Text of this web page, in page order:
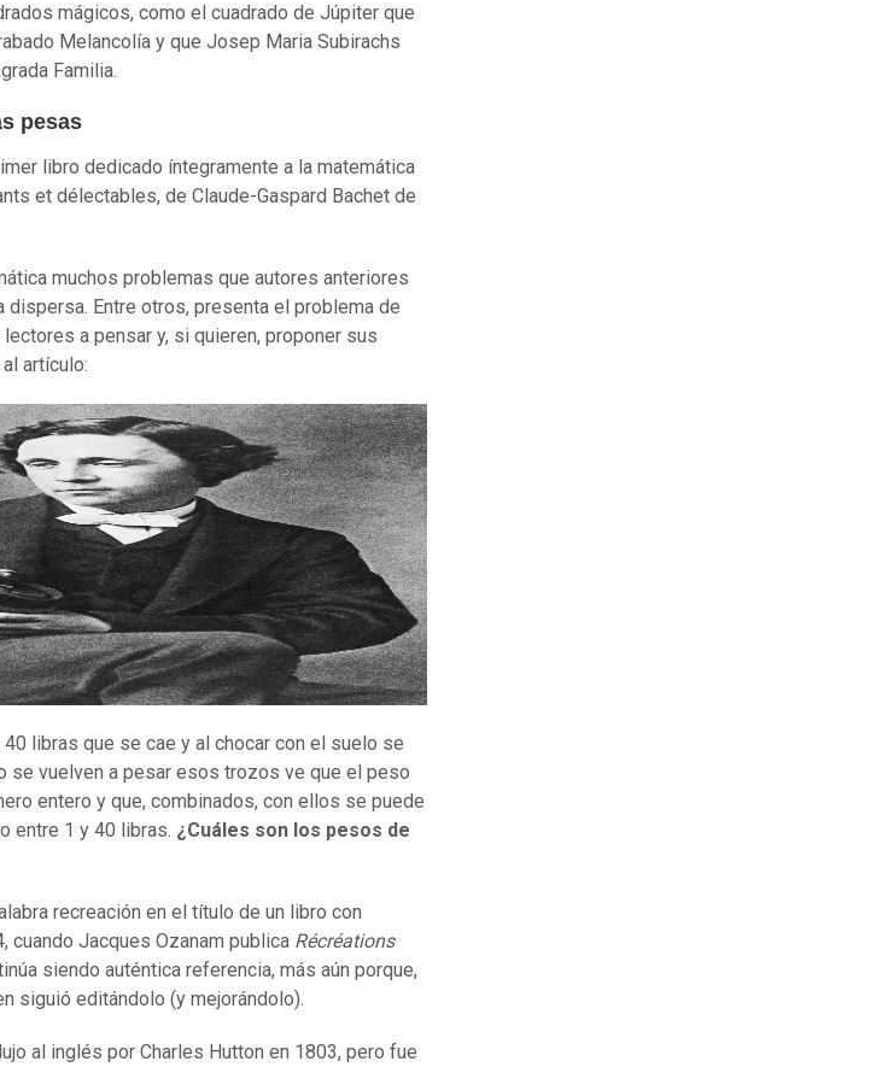
mágicos, como el cuadrado de Júpiter que
Melancolía y que Josep Maria Subirachs
Familia.
pesas
libro dedicado íntegramente a la matemática
et délectables, de Claude-Gaspard Bachet de
muchos problemas que autores anteriores
dispersa. Entre otros, presenta el problema de
a pensar y, si quieren, proponer sus
artículo:
libras que se cae y al chocar con el suelo se
se vuelven a pesar esos trozos ve que el peso
entero y que, combinados, con ellos se puede
entre 1 y 40 libras. ¿Cuáles son los pesos de
recreación en el título de un libro con
Jacques Ozanam publica Récréations
siendo auténtica referencia, más aún porque,
siguió editándolo (y mejorándolo).
al inglés por Charles Hutton en 1803, pero fue